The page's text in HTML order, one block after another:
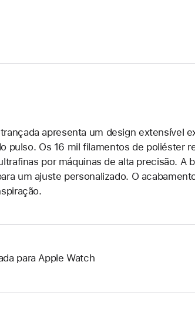
apresenta um design extensível
pulso. Os 16 mil filamentos de poliéster
por máquinas de alta precisão. A
um ajuste personalizado. O
para Apple Watch